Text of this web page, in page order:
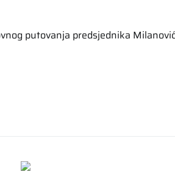
putovanja predsjednika